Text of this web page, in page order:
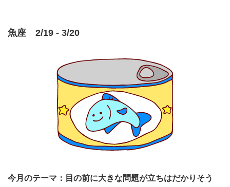
魚座 2/19 - 3/20
今月のテーマ：目の前に大きな問題が立ちはだかりそう